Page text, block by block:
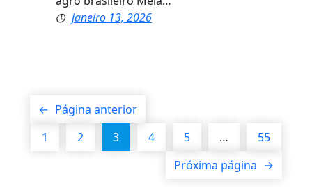
janeiro 13, 2026
← Página anterior
1
2 3 4 5 …
55
Próxima página →